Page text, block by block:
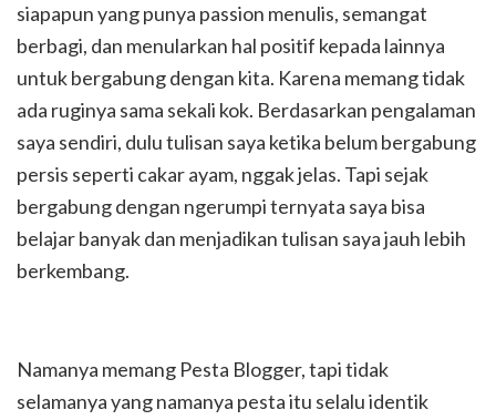
siapapun yang punya passion menulis, semangat
berbagi, dan menularkan hal positif kepada lainnya
untuk bergabung dengan kita. Karena memang tidak
ada ruginya sama sekali kok. Berdasarkan pengalaman
saya sendiri, dulu tulisan saya ketika belum bergabung
persis seperti cakar ayam, nggak jelas. Tapi sejak
bergabung dengan ngerumpi ternyata saya bisa
belajar banyak dan menjadikan tulisan saya jauh lebih
berkembang.
Namanya memang Pesta Blogger, tapi tidak
selamanya yang namanya pesta itu selalu identik